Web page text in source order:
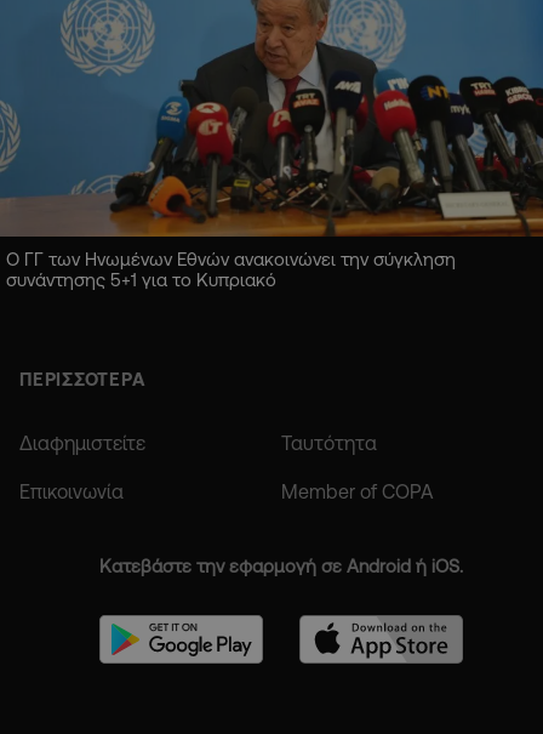
Ο ΓΓ των Ηνωμένων Εθνών ανακοινώνει την σύγκληση
συνάντησης 5+1 για το Κυπριακό
ΠΕΡΙΣΣΟΤΕΡΑ
Διαφημιστείτε Ταυτότητα
Επικοινωνία Member of COPA
Κατεβάστε την εφαρμογή σε Android ή iOS.